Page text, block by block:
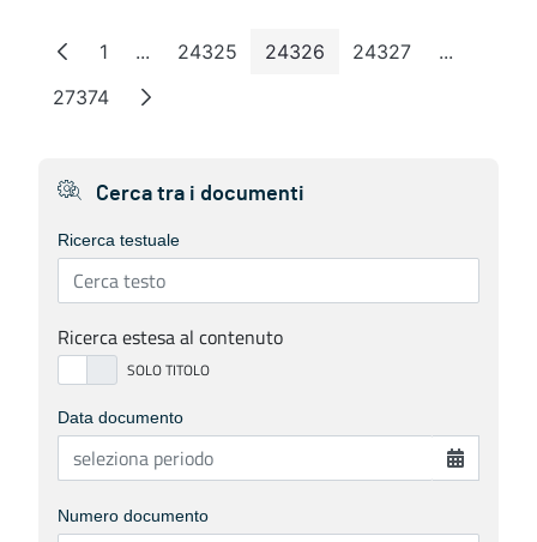
Page
1 ...Intermediate Pages
Page
24325 Page
24326 Page
24327 ...
Page
27374
Cerca tra i documenti
Ricerca testuale
Ricerca estesa al contenuto
Data documento
Numero documento